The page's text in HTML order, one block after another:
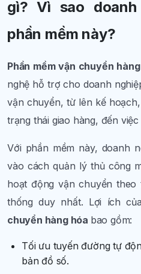
gì? Vì sao
phần mềm này?
Phần mềm vận chuyển
nghệ hỗ trợ cho doanh
vận chuyển, từ lên kế
trạng thái giao hàng, đến
Với phần mềm này, doanh
vào cách quản lý thủ công
hoạt động vận chuyển
thống duy nhất. Lợi ích
chuyển hàng hóa bao gồm:
Tối ưu tuyến đường tự
bản đồ số.